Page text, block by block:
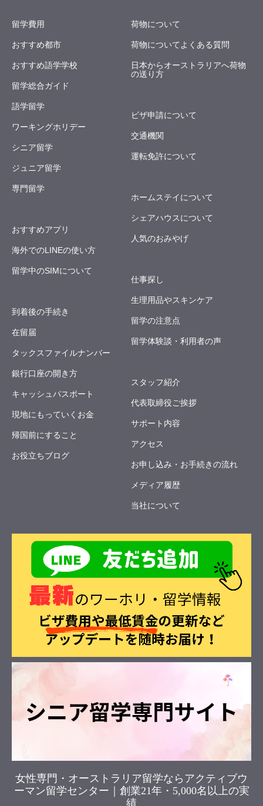
留学費用
おすすめ都市
おすすめ語学学校
留学総合ガイド
語学留学
ワーキングホリデー
シニア留学
ジュニア留学
専門留学
おすすめアプリ
海外でのLINEの使い方
留学中のSIMについて
到着後の手続き
在留届
タックスファイルナンバー
銀行口座の開き方
キャッシュパスポート
現地にもっていくお金
帰国前にすること
お役立ちブログ
荷物について
荷物についてよくある質問
日本からオーストラリアへ荷物
の送り方
ビザ申請について
交通機関
運転免許について
ホームステイについて
シェアハウスについて
人気のおみやげ
仕事探し
生理用品やスキンケア
留学の注意点
留学体験談・利用者の声
スタッフ紹介
代表取締役ご挨拶
サポート内容
アクセス
お申し込み・お手続きの流れ
メディア履歴
当社について
女性専門・オーストラリア留学ならアクティブウ
ーマン留学センター｜創業21年・5,000名以上の実
績